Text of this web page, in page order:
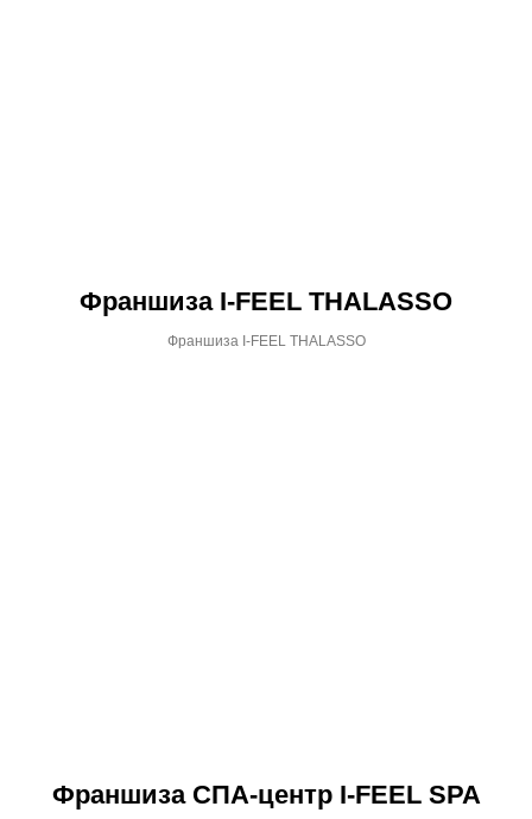
Франшиза I-FEEL THALASSO
Франшиза I-FEEL THALASSO
Франшиза СПА-центр I-FEEL SPA